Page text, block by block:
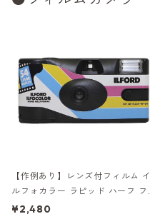
【作例あり】レンズ付フィルム イ
ルフォカラー ラピッド ハーフ フ
レーム フィルムカメラ
¥2,480